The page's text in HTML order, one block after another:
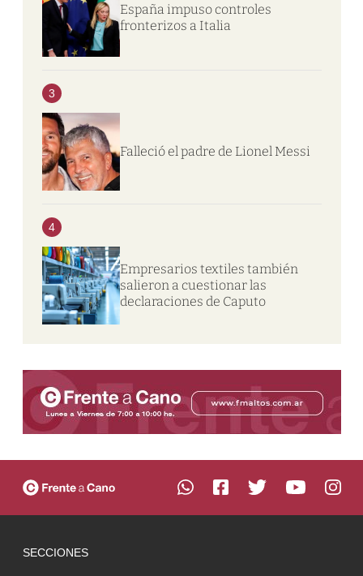
España impuso controles
fronterizos a Italia
3
Falleció el padre de Lionel Messi
4
Empresarios textiles también
salieron a cuestionar las
declaraciones de Caputo
SECCIONES